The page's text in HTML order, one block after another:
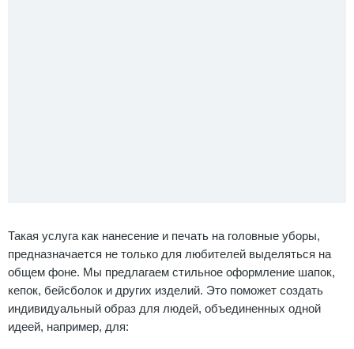
Такая услуга как нанесение и печать на головные уборы,
предназначается не только для любителей выделяться на
общем фоне. Мы предлагаем стильное оформление шапок,
кепок, бейсболок и других изделий. Это поможет создать
индивидуальный образ для людей, объединенных одной
идеей, например, для: